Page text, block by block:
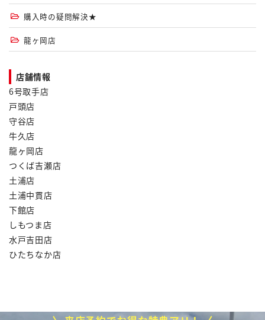
購入時の疑問解決★
龍ヶ岡店
店舗情報
6号取手店
戸頭店
守谷店
牛久店
龍ヶ岡店
つくば吉瀬店
土浦店
土浦中貫店
下館店
しもつま店
水戸吉田店
ひたちなか店